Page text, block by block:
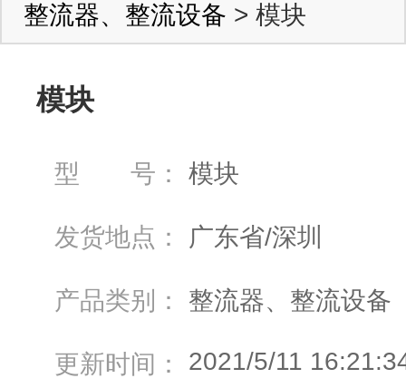
整流器、整流设备 > 模块
模块
型 号： 模块
发货地点： 广东省/深圳
产品类别： 整流器、整流设备
更新时间： 2021/5/11